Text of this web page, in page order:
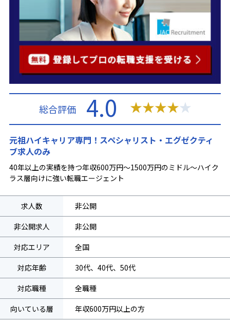
元祖ハイキャリア専門！スペシャリスト・エグゼクティ
ブ求人のみ
40年以上の実績を持つ年収600万円～1500万円のミドル～ハイク
ラス層向けに強い転職エージェント
総合評価 4.0 ★★★★★
求人数
非公開
非公開求人
非公開
対応エリア
全国
対応年齢
30代、40代、50代
対応職種
全職種
向いている層
年収600万円以上の方